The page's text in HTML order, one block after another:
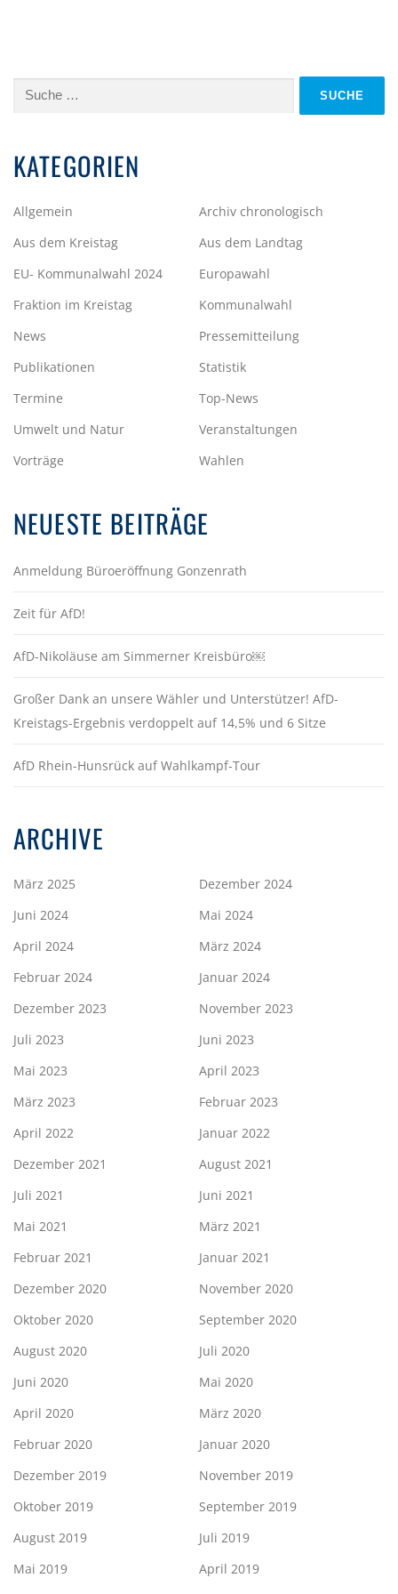
Suche
KATEGORIEN
Allgemein
Archiv chronologisch
Aus dem Kreistag
Aus dem Landtag
EU- Kommunalwahl 2024
Europawahl
Fraktion im Kreistag
Kommunalwahl
News
Pressemitteilung
Publikationen
Statistik
Termine
Top-News
Umwelt und Natur
Veranstaltungen
Vorträge
Wahlen
NEUESTE BEITRÄGE
Anmeldung Büroeröffnung Gonzenrath
Zeit für AfD!
AfD-Nikoläuse am Simmerner Kreisbüro￼
Großer Dank an unsere Wähler und Unterstützer! AfD-
Kreistags-Ergebnis verdoppelt auf 14,5% und 6 Sitze
AfD Rhein-Hunsrück auf Wahlkampf-Tour
ARCHIVE
März 2025
Dezember 2024
Juni 2024
Mai 2024
April 2024
März 2024
Februar 2024
Januar 2024
Dezember 2023
November 2023
Juli 2023
Juni 2023
Mai 2023
April 2023
März 2023
Februar 2023
April 2022
Januar 2022
Dezember 2021
August 2021
Juli 2021
Juni 2021
Mai 2021
März 2021
Februar 2021
Januar 2021
Dezember 2020
November 2020
Oktober 2020
September 2020
August 2020
Juli 2020
Juni 2020
Mai 2020
April 2020
März 2020
Februar 2020
Januar 2020
Dezember 2019
November 2019
Oktober 2019
September 2019
August 2019
Juli 2019
Mai 2019
April 2019